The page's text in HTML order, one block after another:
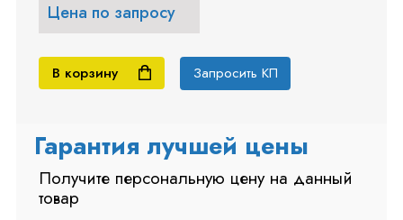
Цена по запросу
В корзину Запросить КП
Гарантия лучшей цены
Получите персональную цену на данный
товар